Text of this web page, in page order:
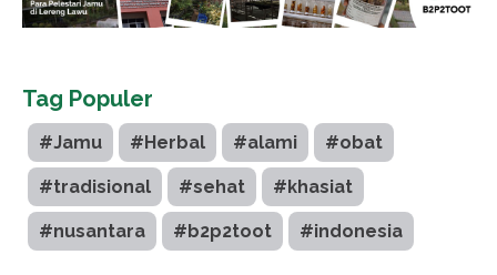
Tag Populer
#Jamu #Herbal #alami #obat
#tradisional #sehat #khasiat
#nusantara #b2p2toot #indonesia